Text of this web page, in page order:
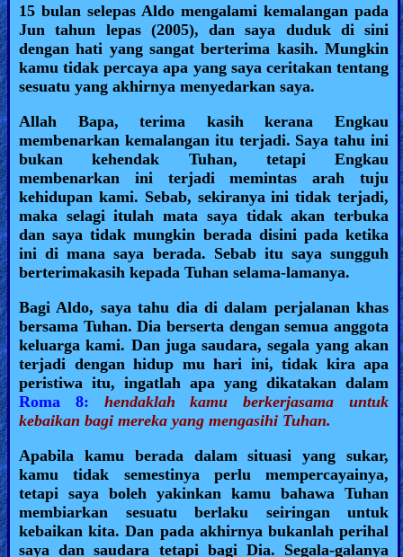
Prayer
Bible/Study
Jesus
Warfare
Revelations
Testimonies
Evangelism
Documentaries
15 bulan selepas Aldo mengalami kemalangan pada
Jun tahun lepas (2005), dan saya duduk di sini
dengan hati yang sangat berterima kasih. Mungkin
kamu tidak percaya apa yang saya ceritakan tentang
sesuatu yang akhirnya menyedarkan saya.
Allah Bapa, terima kasih kerana Engkau
membenarkan kemalangan itu terjadi. Saya tahu ini
bukan kehendak Tuhan, tetapi Engkau
membenarkan ini terjadi memintas arah tuju
kehidupan kami. Sebab, sekiranya ini tidak terjadi,
maka selagi itulah mata saya tidak akan terbuka
dan saya tidak mungkin berada disini pada ketika
ini di mana saya berada. Sebab itu saya sungguh
berterimakasih kepada Tuhan selama-lamanya.
Bagi Aldo, saya tahu dia di dalam perjalanan khas
bersama Tuhan. Dia berserta dengan semua anggota
keluarga kami. Dan juga saudara, segala yang akan
terjadi dengan hidup mu hari ini, tidak kira apa
peristiwa itu, ingatlah apa yang dikatakan dalam
Roma 8: hendaklah kamu berkerjasama untuk
kebaikan bagi mereka yang mengasihi Tuhan.
Apabila kamu berada dalam situasi yang sukar,
kamu tidak semestinya perlu mempercayainya,
tetapi saya boleh yakinkan kamu bahawa Tuhan
membiarkan sesuatu berlaku seiringan untuk
kebaikan kita. Dan pada akhirnya bukanlah perihal
saya dan saudara tetapi bagi Dia. Segala-galanya